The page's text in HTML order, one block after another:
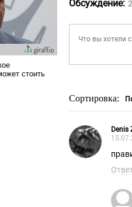
Обсуждение:
Сортировка:
Denis